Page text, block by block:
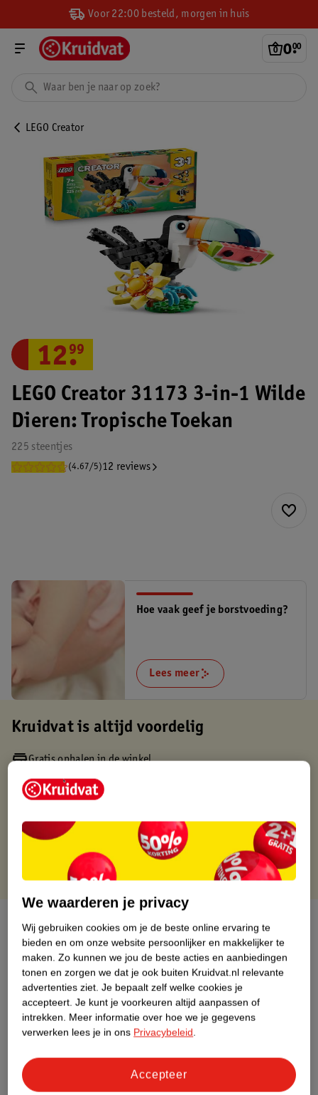
Voor 22:00 besteld, morgen in huis
0.
00
LEGO Creator
LEGO Creator 31173 3-in-1 Wilde
Dieren: Tropische Toekan
225 steentjes
(4.67/5)12 reviews
12.
99
Hoe vaak geef je borstvoeding?
Lees meer
Kruidvat is altijd voordelig
Gratis ophalen in de winkel
Op werkdagen voor 22:00 uur besteld, volgende dag in huis
Gratis thuisbezorgd vanaf 50.00
Gratis punten met je Kruidvat kaart
Over dit product
Productinformatie
Etiketinformatie
Nature Impact Score
Dit product heeft (nog) geen Nature
Impact Score.
Meer informatie
We waarderen je privacy
Wij gebruiken cookies om je de beste online ervaring te
bieden en om onze website persoonlijker en makkelijker te
maken. Zo kunnen we jou de beste acties en aanbiedingen
tonen en zorgen we dat je ook buiten Kruidvat.nl relevante
advertenties ziet. Je bepaalt zelf welke cookies je
accepteert. Je kunt je voorkeuren altijd aanpassen of
intrekken. Meer informatie over hoe we je gegevens
verwerken lees je in ons Privacybeleid.
Accepteer